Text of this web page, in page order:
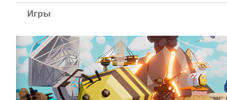
Игры